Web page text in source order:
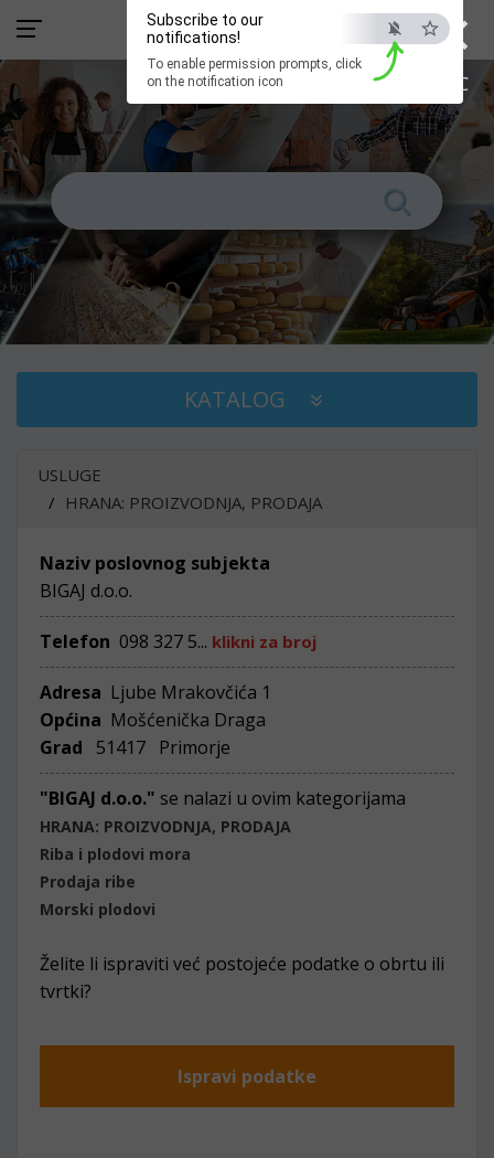
×
ESC
Subscribe to our
notifications!
To enable permission prompts, click
on the notification icon
KATALOG
USLUGE
HRANA: PROIZVODNJA, PRODAJA
Naziv poslovnog subjekta
BIGAJ d.o.o.
Telefon 098 327 5... klikni za broj
Adresa Ljube Mrakovčića 1
Općina Mošćenička Draga
Grad
51417 Primorje
"BIGAJ d.o.o." se nalazi u ovim kategorijama
HRANA: PROIZVODNJA, PRODAJA
Riba i plodovi mora
Prodaja ribe
Morski plodovi
Želite li ispraviti već postojeće podatke o obrtu ili
tvrtki?
Ispravi podatke